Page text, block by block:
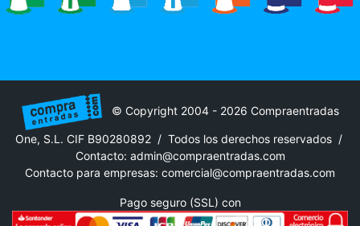
© Copyright 2004 - 2026 Compraentradas
One, S.L. CIF B90280892 / Todos los derechos reservados /
Contacto: admin@compraentradas.com
Contacto para empresas: comercial@compraentradas.com
Pago seguro (SSL) con